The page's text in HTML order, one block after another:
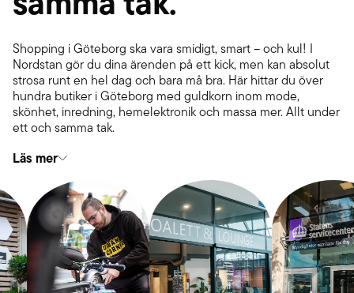
Shopping i Göteborg ska vara smidigt, smart – och kul! I
Nordstan gör du dina ärenden på ett kick, men kan absolut
strosa runt en hel dag och bara må bra. Här hittar du över
hundra butiker i Göteborg med guldkorn inom mode,
skönhet, inredning, hemelektronik och massa mer. Allt under
ett och samma tak.
Läs mer